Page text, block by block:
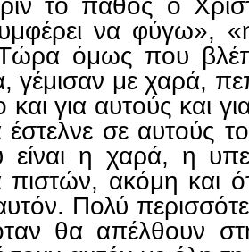
να φύγω»,
όμως που
γέμισαν με χαρά,
και για αυτούς και
έστελνε σε αυτούς
είναι η χαρά, η
πιστών, ακόμη και
Πολύ
θα απέλθουν